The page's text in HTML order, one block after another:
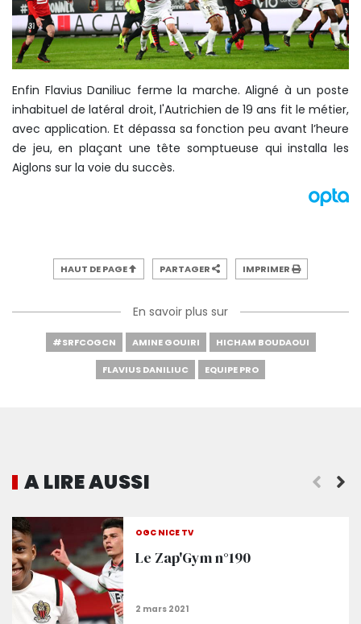
Enfin Flavius Daniliuc ferme la marche. Aligné à un poste
inhabituel de latéral droit, l'Autrichien de 19 ans fit le métier,
avec application. Et dépassa sa fonction peu avant l’heure
de jeu, en plaçant une tête somptueuse qui installa les
Aiglons sur la voie du succès.
HAUT DE PAGE PARTAGER IMPRIMER
En savoir plus sur
#SRFCOGCN AMINE GOUIRI HICHAM BOUDAOUI
FLAVIUS DANILIUC EQUIPE PRO
A LIRE AUSSI
OGC NICE TV
Le Zap'Gym n°190
Tombeur de Rennes, le Gym grappille 4 places